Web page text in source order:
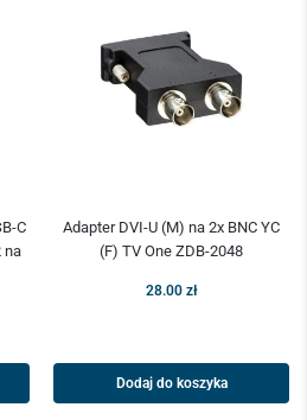
C
na
Adapter DVI-U (M) na 2x BNC YC
(F) TV One ZDB-2048
28.00 zł
Dodaj do koszyka